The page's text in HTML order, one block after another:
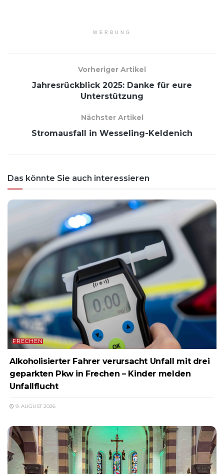
WERBUNG
Vorheriger Artikel
Jahresrückblick 2025: Danke für eure
Unterstützung
Nächster Artikel
Stromausfall in Wesseling-Keldenich
Das könnte Sie auch interessieren
FRECHEN
Alkoholisierter Fahrer verursacht Unfall mit drei
geparkten Pkw in Frechen – Kinder melden
Unfallflucht
9. AUGUST 2026